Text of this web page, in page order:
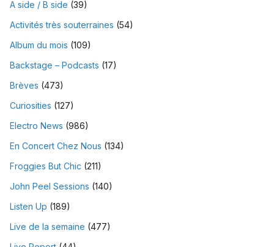
A side / B side (39)
Activités très souterraines (54)
Album du mois (109)
Backstage – Podcasts (17)
Brèves (473)
Curiosities (127)
Electro News (986)
En Concert Chez Nous (134)
Froggies But Chic (211)
John Peel Sessions (140)
Listen Up (189)
Live de la semaine (477)